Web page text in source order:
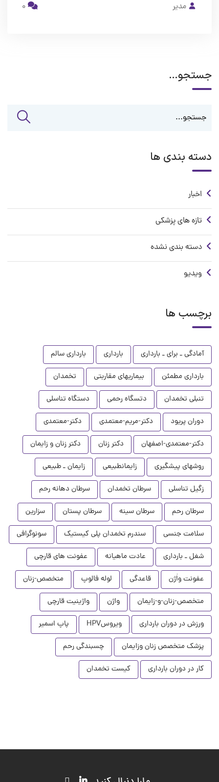
مدیر
جستجو…
دسته بندی ها
اخبار
تازه های پزشکی
دسته بندی نشده
ویدیو
برچسب ها
آمادگی ـ برای ـ بارداری بارداری
بارداری سالم
بارداری مطمئن
بیماریهای مقاربتی
تخمدان
تنبلی تخمدان
دتسگاه رحمی
دستگاه تناسلی
دوران پریود
دکتر-مریم-معتمدی
دکتر-معتمدی
دکتر-معتمدی-اصفهان
دکتر زنان
دکتر زنان و زایمان
روشهای پیشگیری
زایمانطبیعی
زایمان ـ طبیعی
زگیل تناسلی
سرطان تخمدان
سرطان دهانه رحم
سرطان رحم
سرطان سینه سرطان پستان
سزارین
سلامت جنسی
سندرم تخمدان پلی کیستیک
سونوگرافی
شغل ـ بارداری
عادت ماهیانه
عفونت های قارچی
عفونت واٰژن
قاعدگی لوله فالوپ
متخصص-زنان
متخصص-زنان-و-زایمان
واژن
واژینیت قارچی
ورزش در دوران بارداری
ویروسHPV
پاپ اسمیر
پزشک متخصص زنان وزایمان
چسبندگی رحم
کار در دوران بارداری
کیست تخمدان